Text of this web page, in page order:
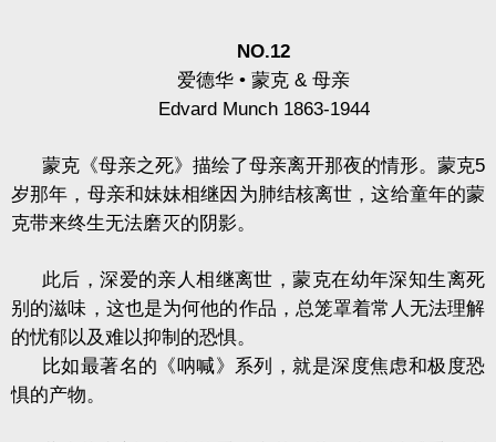
NO.12
爱德华 • 蒙克 & 母亲
Edvard Munch 1863-1944
蒙克《母亲之死》描绘了母亲离开那夜的情形。蒙克5
岁那年，母亲和妹妹相继因为肺结核离世，这给童年的蒙
克带来终生无法磨灭的阴影。
此后，深爱的亲人相继离世，蒙克在幼年深知生离死
别的滋味，这也是为何他的作品，总笼罩着常人无法理解
的忧郁以及难以抑制的恐惧。
比如最著名的《呐喊》系列，就是深度焦虑和极度恐
惧的产物。